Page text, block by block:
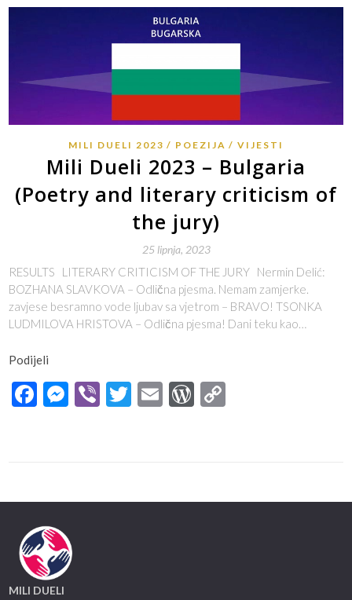
MILI DUELI 2023 POEZIJA VIJESTI
Mili Dueli 2023 – Bulgaria
(Poetry and literary criticism of
the jury)
25 lipnja, 2023
RESULTS LITERARY CRITICISM OF THE JURY Nermin Delić:
BOZHANA SLAVKOVA – Odlična pjesma. Nemam zamjerke.
zavjese besramno vode ljubav sa vjetrom – BRAVO! TSONKA
LUDMILOVA HRISTOVA – Odlična pjesma! Dani teku kao…
Podijeli
Facebook
Messenger
ViberTwitter
EmailWordPress
MILI DUELI